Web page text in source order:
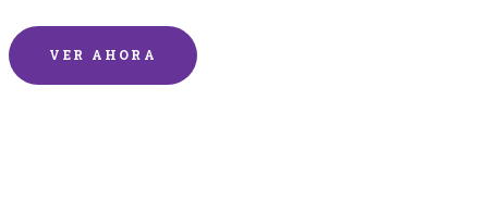
VER AHORA